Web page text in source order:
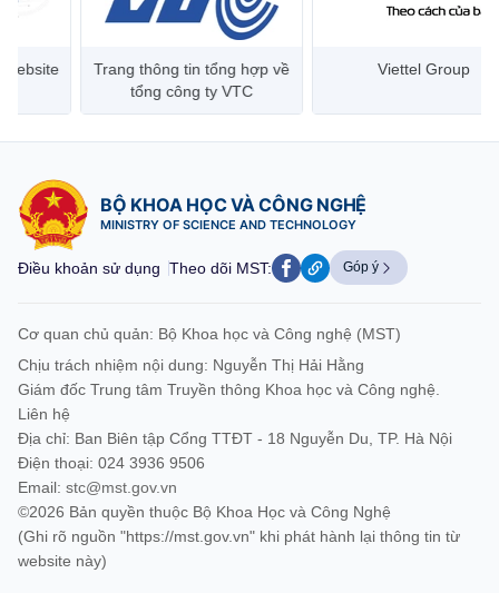
Trang thông tin tổng hợp về
tổng công ty VTC
Viettel Group
BỘ KHOA HỌC VÀ CÔNG NGHỆ
MINISTRY OF SCIENCE AND TECHNOLOGY
Điều khoản sử dụng Theo dõi MST: Góp ý
Cơ quan chủ quản: Bộ Khoa học và Công nghệ (MST)
Chịu trách nhiệm nội dung: Nguyễn Thị Hải Hằng
Giám đốc Trung tâm Truyền thông Khoa học và Công nghệ.
Liên hệ
Địa chỉ: Ban Biên tập Cổng TTĐT - 18 Nguyễn Du, TP. Hà Nội
Điện thoại: 024 3936 9506
Email: stc@mst.gov.vn
©2026 Bản quyền thuộc Bộ Khoa Học và Công Nghệ
(Ghi rõ nguồn "https://mst.gov.vn" khi phát hành lại thông tin từ
website này)